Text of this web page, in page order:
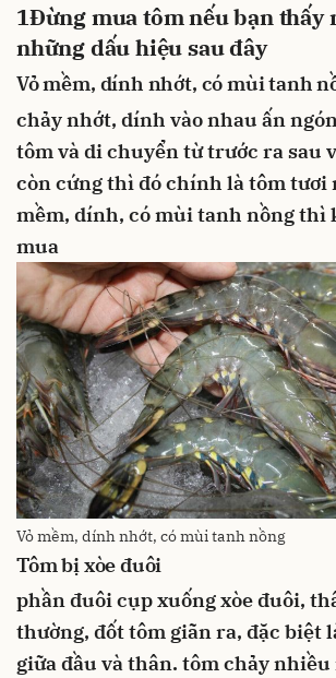
1Đừng mua tôm nếu bạn thấy
những dấu hiệu sau đây
Vỏ mềm, dính nhớt, có mùi tanh
chảy nhớt, dính vào nhau ấn
tôm và di chuyển từ trước ra sau
còn cứng thì đó chính là tôm tươi
mềm, dính, có mùi tanh nồng thì
mua
Vỏ mềm, dính nhớt, có mùi tanh nồng
Tôm bị xòe đuôi
phần đuôi cụp xuốngxòe đuôi,
thường, đốt tôm giãn ra, đặc biệt
giữa đầu và thân. tôm chảy